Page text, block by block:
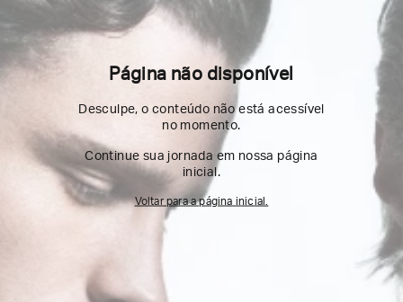
Página não disponível
Desculpe, o conteúdo não está acessível
no momento.
Continue sua jornada em nossa página
inicial.
Voltar para a página inicial.